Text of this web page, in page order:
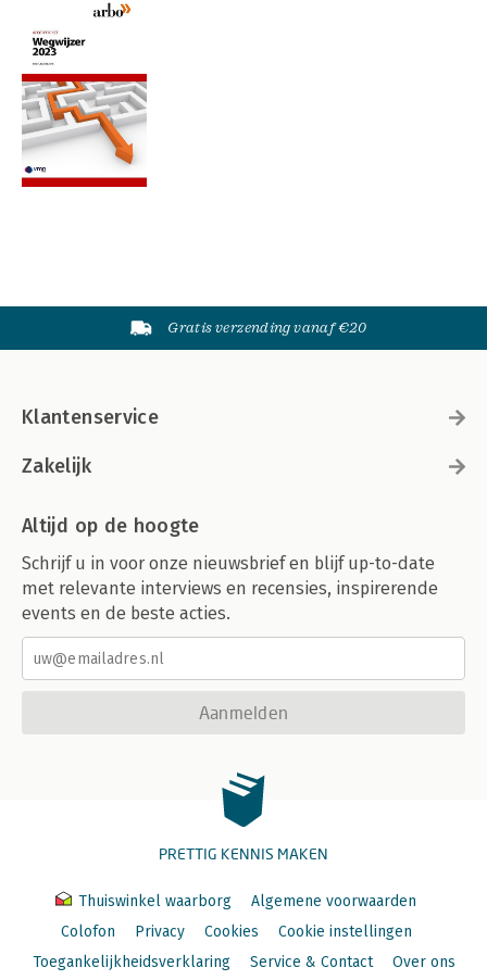
Gratis verzending vanaf €20
Klantenservice
Zakelijk
Altijd op de hoogte
Schrijf u in voor onze nieuwsbrief en blijf up-to-date
met relevante interviews en recensies, inspirerende
events en de beste acties.
Aanmelden
PRETTIG KENNIS MAKEN
Thuiswinkel waarborg
Algemene voorwaarden
Colofon
Privacy Cookies
Cookie instellingen
Toegankelijkheidsverklaring
Service & Contact Over ons